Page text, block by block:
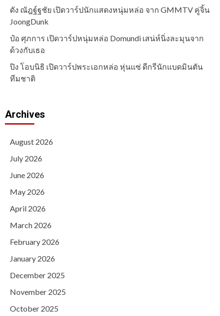
ดัง ณัฎฐ์ฐชัย เปิดวาร์ปนักแสดงหนุ่มหล่อ จาก GMMTV คู่จิ้น
JoongDunk
ป๋อ ศุภการ เปิดวาร์ปหนุ่มหล่อ Domundi เสน่ห์นิ่งละมุนจาก
ด้วงกับเธอ
ปิง โอบนิธิ เปิดวาร์ปพระเอกหล่อ หุ่นแซ่ ดีกรีนักแบดมินตัน
ทีมชาติ
Archives
August 2026
July 2026
June 2026
May 2026
April 2026
March 2026
February 2026
January 2026
December 2025
November 2025
October 2025